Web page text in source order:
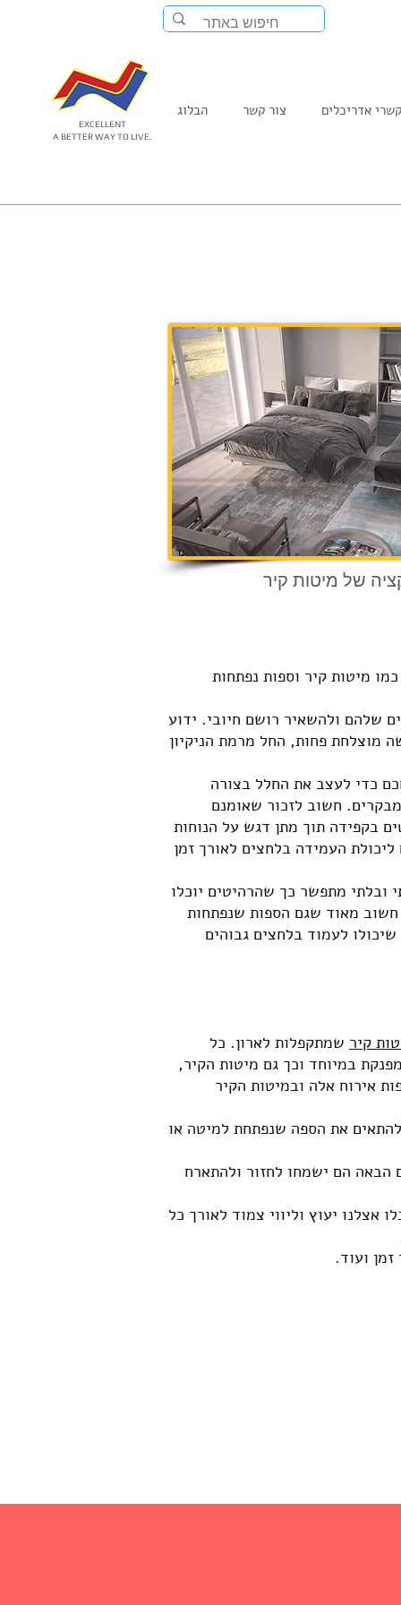
EXCELLENT
A BETTER WAY TO LIVE.
הבלוג צור קשר קשרי אדריכלים
של מיטות קיר
מיטות קיר וספות נפתחות
שלהם ולהשאיר רושם חיובי. ידוע
מוצלחת פחות, החל מרמת הניקיון
כדי לעצב את החלל בצורה
חשוב לזכור שאומנם
בקפידה תוך מתן דגש על הנוחות
העמידה בלחצים לאורך זמן
ובלתי מתפשר כך שהרהיטים יוכלו
מאוד שגם הספות שנפתחות
לעמוד בלחצים גבוהים
קיר שמתקפלות לארון. כל
במיוחד וכך גם מיטות הקיר,
אירוח אלה ובמיטות הקיר
להתאים את הספה שנפתחת למיטה או
הבאה הם ישמחו לחזור ולהתארח
אצלנו יעוץ וליווי צמוד לאורך כל
ועוד.